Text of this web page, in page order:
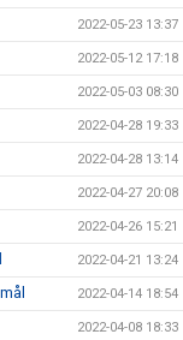
2022-05-23 13:37
2022-05-12 17:18
2022-05-03 08:30
2022-04-28 19:33
2022-04-28 13:14
2022-04-27 20:08
2022-04-26 15:21
2022-04-21 13:24
2022-04-14 18:54
2022-04-08 18:33